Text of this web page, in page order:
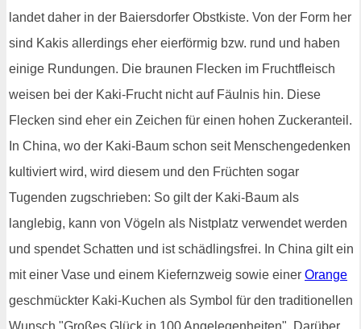
landet daher in der Baiersdorfer Obstkiste. Von der Form her
sind Kakis allerdings eher eierförmig bzw. rund und haben
einige Rundungen. Die braunen Flecken im Fruchtfleisch
weisen bei der Kaki-Frucht nicht auf Fäulnis hin. Diese
Flecken sind eher ein Zeichen für einen hohen Zuckeranteil.
In China, wo der Kaki-Baum schon seit Menschengedenken
kultiviert wird, wird diesem und den Früchten sogar
Tugenden zugschrieben: So gilt der Kaki-Baum als
langlebig, kann von Vögeln als Nistplatz verwendet werden
und spendet Schatten und ist schädlingsfrei. In China gilt ein
mit einer Vase und einem Kiefernzweig sowie einer Orange
geschmückter Kaki-Kuchen als Symbol für den traditionellen